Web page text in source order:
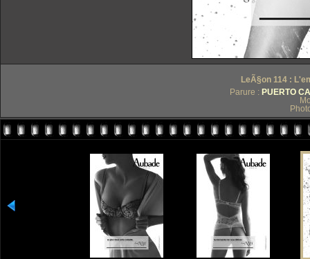
LeÃ§on 114 :
Parure : PUERTO